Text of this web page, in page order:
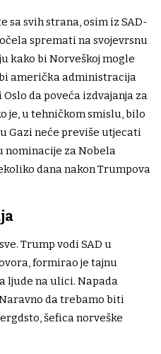
svih strana, osim iz SAD-
spremati na svojevrsnu
kako bi Norveškoj mogle
američka administracija
da poveća izdvajanja za
je, u tehničkom smislu, bilo
Gazi neće previše utjecati
nominacije za Nobela
dana nakon Trumpova
Trump vodi SAD u
formirao je tajnu
ljude na ulici. Napada
da trebamo biti
šefica norveške